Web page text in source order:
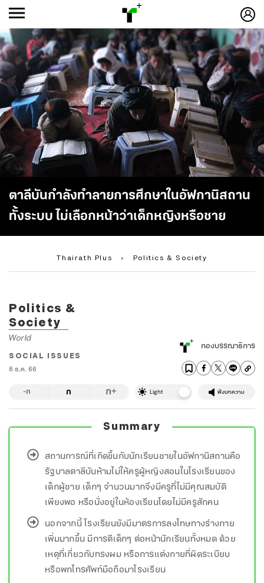
ตาลีบันกำลังทำลายการศึกษาในอัฟกานิสถาน
ทั้งระบบ ไม่เลือกหน้าว่าเด็กหญิงหรือชาย
Thairath Plus › Politics & Society
-ก
Politics &
Society
World
SOCIAL ISSUES
8 ธ.ค. 66
กองบรรณาธิการ
-ก ก ก+ Light ฟังบทความ
Summary
สถานการณ์ที่เกิดขึ้นกับนักเรียนชายในอัฟกานิสถานคือ
รัฐบาลตาลีบันห้ามไม่ให้ครูผู้หญิงสอนในโรงเรียนของ
เด็กผู้ชาย เด็กๆ จำนวนมากจึงมีครูที่ไม่มีคุณสมบัติ
เพียงพอ หรือนั่งอยู่ในห้องเรียนโดยไม่มีครูสักคน
นอกจากนี้ โรงเรียนยังมีมาตรการลงโทษทางร่างกาย
เพิ่มมากขึ้น มีการตีเด็กๆ ต่อหน้านักเรียนทั้งหมด ด้วย
เหตุที่เกี่ยวกับทรงผม หรือการแต่งกายที่ผิดระเบียบ
หรือพกโทรศัพท์มือถือมาโรงเรียน